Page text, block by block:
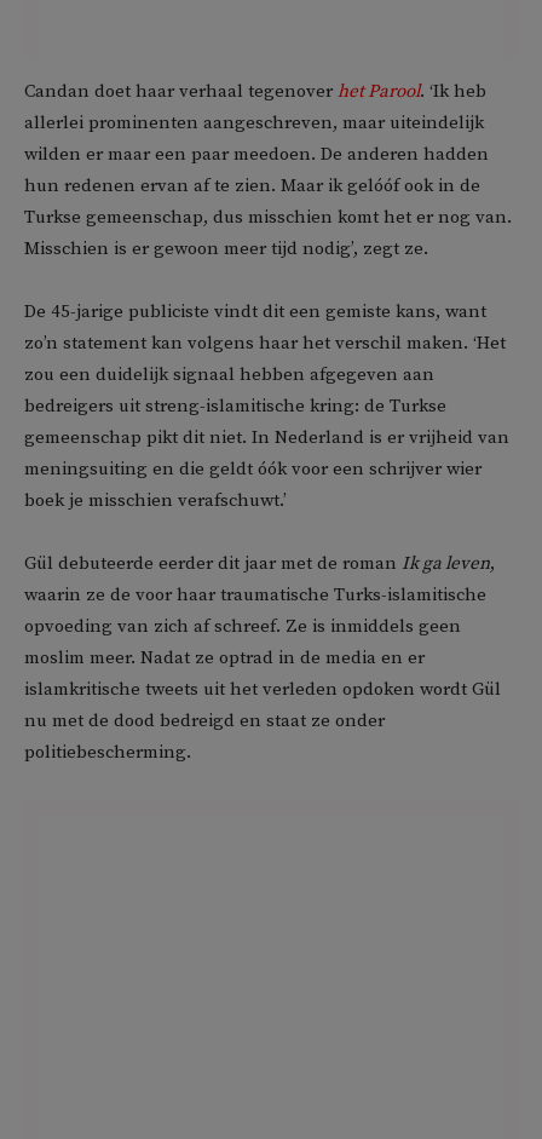
Candan doet haar verhaal tegenover het Parool. ‘Ik heb
allerlei prominenten aangeschreven, maar uiteindelijk
wilden er maar een paar meedoen. De anderen hadden
hun redenen ervan af te zien. Maar ik gelóóf ook in de
Turkse gemeenschap, dus misschien komt het er nog van.
Misschien is er gewoon meer tijd nodig’, zegt ze.
De 45-jarige publiciste vindt dit een gemiste kans, want
zo’n statement kan volgens haar het verschil maken. ‘Het
zou een duidelijk signaal hebben afgegeven aan
bedreigers uit streng-islamitische kring: de Turkse
gemeenschap pikt dit niet. In Nederland is er vrijheid van
meningsuiting en die geldt óók voor een schrijver wier
boek je misschien verafschuwt.’
Gül debuteerde eerder dit jaar met de roman Ik ga leven,
waarin ze de voor haar traumatische Turks-islamitische
opvoeding van zich af schreef. Ze is inmiddels geen
moslim meer. Nadat ze optrad in de media en er
islamkritische tweets uit het verleden opdoken wordt Gül
nu met de dood bedreigd en staat ze onder
politiebescherming.